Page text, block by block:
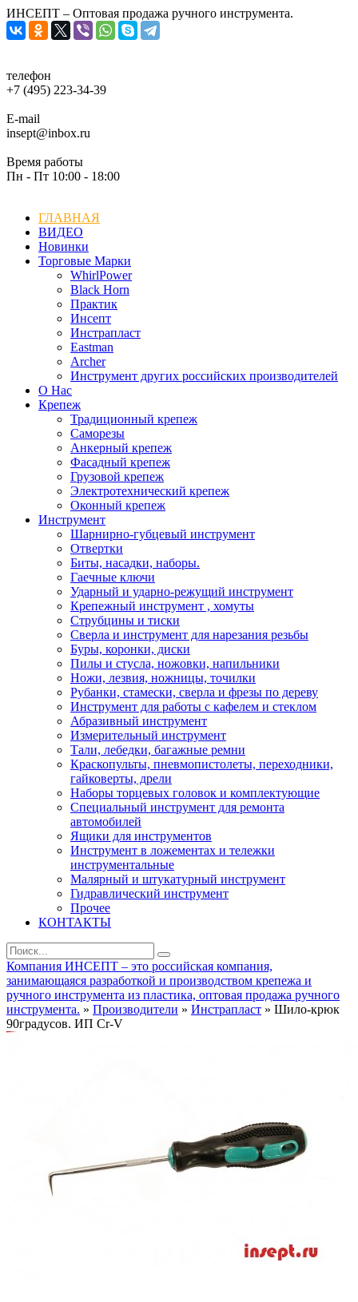
ИНСЕПТ – Оптовая продажа ручного инструмента.
телефон
+7 (495) 223-34-39
E-mail
insept@inbox.ru
Время работы
Пн - Пт 10:00 - 18:00
ГЛАВНАЯ
ВИДЕО
Новинки
Торговые Марки
WhirlPower
Black Horn
Практик
Инсепт
Инстрапласт
Eastman
Archer
Инструмент других российских производителей
О Нас
Крепеж
Традиционный крепеж
Саморезы
Анкерный крепеж
Фасадный крепеж
Грузовой крепеж
Электротехнический крепеж
Оконный крепеж
Инструмент
Шарнирно-губцевый инструмент
Отвертки
Биты, насадки, наборы.
Гаечные ключи
Ударный и ударно-режущий инструмент
Крепежный инструмент , хомуты
Струбцины и тиски
Сверла и инструмент для нарезания резьбы
Буры, коронки, диски
Пилы и стусла, ножовки, напильники
Ножи, лезвия, ножницы, точилки
Рубанки, стамески, сверла и фрезы по дереву
Инструмент для работы с кафелем и стеклом
Абразивный инструмент
Измерительный инструмент
Тали, лебедки, багажные ремни
Краскопульты, пневмопистолеты, переходники,
гайковерты, дрели
Наборы торцевых головок и комплектующие
Специальный инструмент для ремонта
автомобилей
Ящики для инструментов
Инструмент в ложементах и тележки
инструментальные
Малярный и штукатурный инструмент
Гидравлический инструмент
Прочее
КОНТАКТЫ
Компания ИНСЕПТ – это российская компания,
занимающаяся разработкой и производством крепежа и
ручного инструмента из пластика, оптовая продажа ручного
инструмента. » Производители » Инстрапласт » Шило-крюк
90градусов. ИП Cr-V